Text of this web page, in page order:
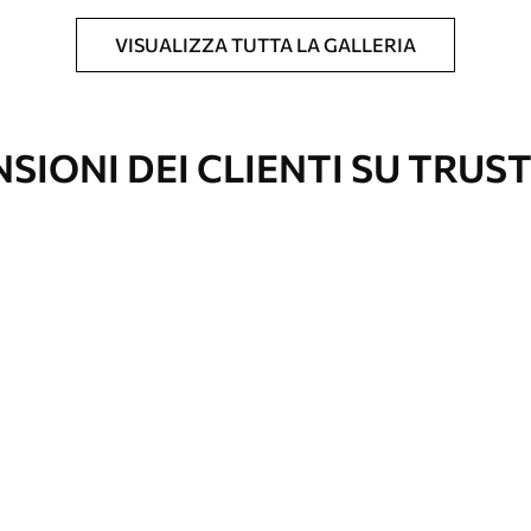
VISUALIZZA TUTTA LA GALLERIA
DEI CLIENTI SU